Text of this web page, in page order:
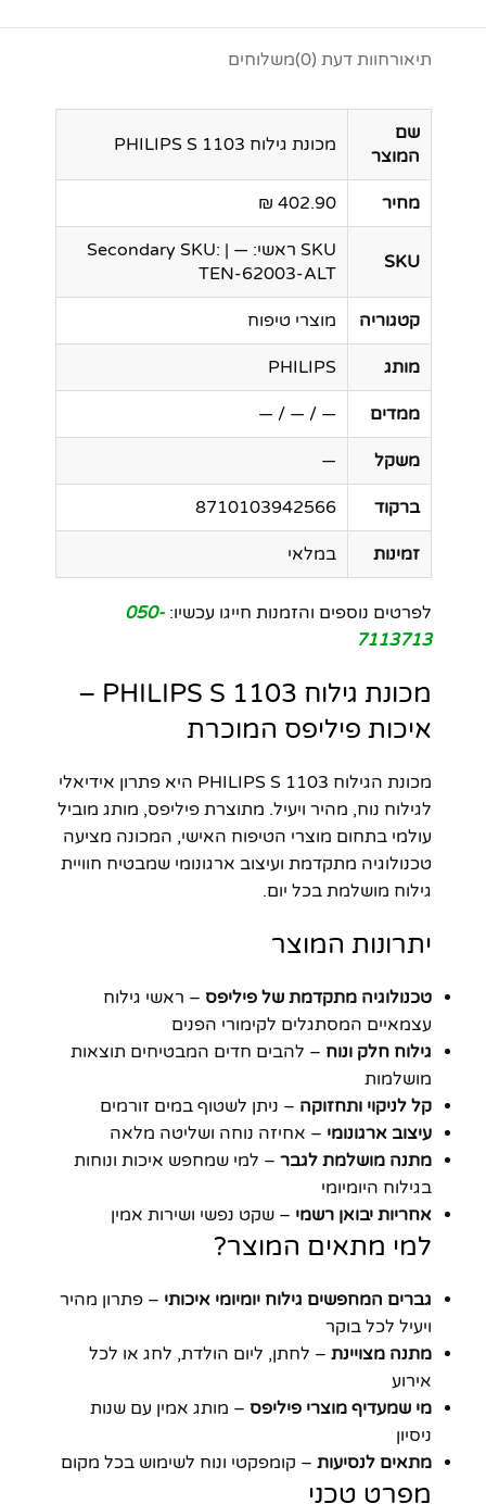
תיאורחוות דעת (0) משלוחים
שם
המוצר
מכונת גילוח PHILIPS S 1103
מחיר 402.90 ₪
SKU
SKU ראשי: — | Secondary SKU:
TEN-62003-ALT
קטגוריה מוצרי טיפוח
מותג PHILIPS
ממדים — / — / —
משקל —
ברקוד 8710103942566
זמינות במלאי
לפרטים נוספים והזמנות חייגו עכשיו: 050-
7113713
מכונת גילוח PHILIPS S 1103 –
איכות פיליפס המוכרת
מכונת הגילוח PHILIPS S 1103 היא פתרון אידיאלי
לגילוח נוח, מהיר ויעיל. מתוצרת פיליפס, מותג מוביל
עולמי בתחום מוצרי הטיפוח האישי, המכונה מציעה
טכנולוגיה מתקדמת ועיצוב ארגונומי שמבטיח חוויית
גילוח מושלמת בכל יום.
יתרונות המוצר
טכנולוגיה מתקדמת של פיליפס – ראשי גילוח
עצמאיים המסתגלים לקימורי הפנים
גילוח חלק ונוח – להבים חדים המבטיחים תוצאות
מושלמות
קל לניקוי ותחזוקה – ניתן לשטוף במים זורמים
עיצוב ארגונומי – אחיזה נוחה ושליטה מלאה
מתנה מושלמת לגבר – למי שמחפש איכות ונוחות
בגילוח היומיומי
אחריות יבואן רשמי – שקט נפשי ושירות אמין
למי מתאים המוצר?
גברים המחפשים גילוח יומיומי איכותי – פתרון מהיר
ויעיל לכל בוקר
מתנה מצויינת – לחתן, ליום הולדת, לחג או לכל
אירוע
מי שמעדיף מוצרי פיליפס – מותג אמין עם שנות
ניסיון
מתאים לנסיעות – קומפקטי ונוח לשימוש בכל מקום
מפרט טכני